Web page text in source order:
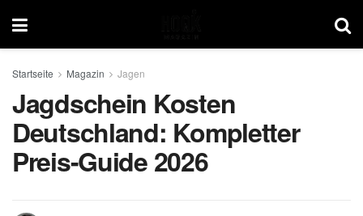
Startseite Magazin Jagen
Jagdschein Kosten
Deutschland: Kompletter
Preis-Guide 2026